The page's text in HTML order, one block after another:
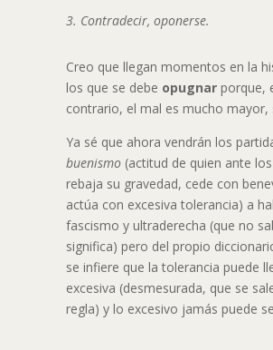
3. Contradecir, oponerse.
Creo que llegan momentos en la
los que se debe opugnarporque,
contrario, el mal es mucho mayor,
Ya sé que ahora vendrán los
buenismo (actitud de quien ante
rebaja su gravedad, cede con
actúa con excesiva tolerancia) a
fascismo y ultraderecha (que no
significa) pero del propio
se infiere que la tolerancia puede
excesiva (desmesurada, que se
regla) y lo excesivo jamás puede